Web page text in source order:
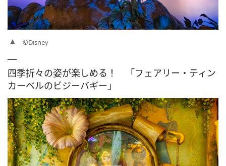
©Disney
四季折々の姿が楽しめる！ 「フェアリー・ティン
カーベルのビジーバギー」